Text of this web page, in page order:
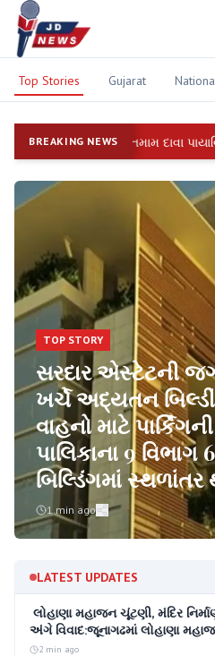
Top Stories Gujarat
BREAKING NEWS
તમામ દાવા પાયાવિહોણા
TOP STORY
સરદાર એસ્ટેટની
ખર્ચે અદ્યતન
વાહનો માટે
પાલિકાના 9 વિભાગ
બિલ્ડિંગમાં
1 min ago
LATEST UPDATES
અંગે વિવાદ:​જૂનાગઢમાં લોહાણા
મંદિર વહીવટ અંગે પૂર્વ ધારાસભ્ય
2 min ago